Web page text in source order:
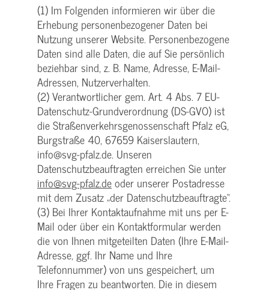
(1) Im Folgenden informieren wir über die
Erhebung personenbezogener Daten bei
Nutzung unserer Website. Personenbezogene
Daten sind alle Daten, die auf Sie persönlich
beziehbar sind, z. B. Name, Adresse, E-Mail-
Adressen, Nutzerverhalten.
(2) Verantwortlicher gem. Art. 4 Abs. 7 EU-
Datenschutz-Grundverordnung (DS-GVO) ist
die Straßenverkehrsgenossenschaft Pfalz eG,
Burgstraße 40, 67659 Kaiserslautern,
info@svg-pfalz.de. Unseren
Datenschutzbeauftragten erreichen Sie unter
info@svg-pfalz.deoder unserer Postadresse
mit dem Zusatz „der Datenschutzbeauftragte“.
(3) Bei Ihrer Kontaktaufnahme mit uns per E-
Mail oder über ein Kontaktformular werden
die von Ihnen mitgeteilten Daten (Ihre E-Mail-
Adresse, ggf. Ihr Name und Ihre
Telefonnummer) von uns gespeichert, um
Ihre Fragen zu beantworten. Die in diesem